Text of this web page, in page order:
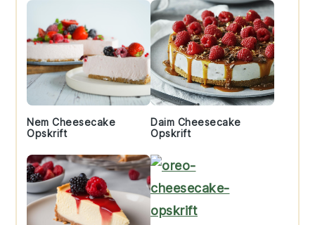
Nem Cheesecake
Opskrift
Daim Cheesecake
Opskrift